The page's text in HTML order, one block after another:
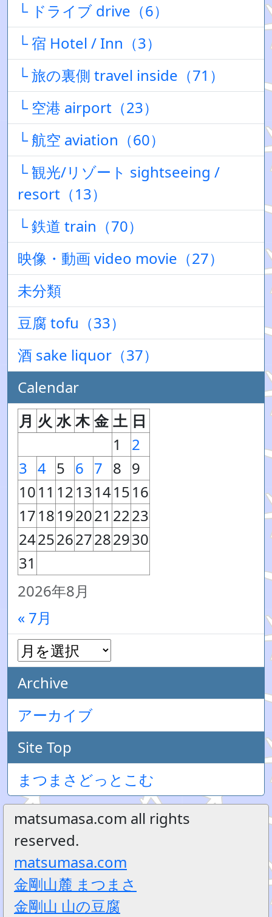
└ ドライブ drive（6）
└ 宿 Hotel / Inn（3）
└ 旅の裏側 travel inside（71）
└ 空港 airport（23）
└ 航空 aviation（60）
└ 観光/リゾート sightseeing /
resort（13）
└ 鉄道 train（70）
映像・動画 video movie（27）
未分類
豆腐 tofu（33）
酒 sake liquor（37）
Calendar
2026年8月
月 火 水 木 金 土 日
1
2
3 4 5 6 7 8 9
1011 1213141516
1718192021 2223
24252627282930
31
« 7月
Archive
アーカイブ
Site Top
まつまさどっとこむ
matsumasa.com all rights
reserved.
matsumasa.com
金剛山麓 まつまさ
金剛山 山の豆腐